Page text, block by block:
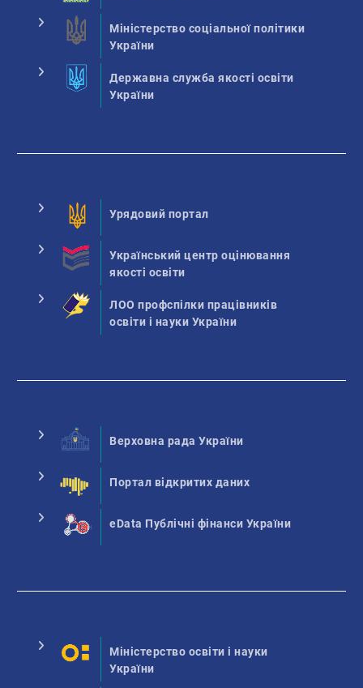
Міністерство соціальної політики
України
Державна служба якості освіти
України
Урядовий портал
Український центр оцінювання
якості освіти
ЛОО профспілки працівників
освіти і науки України
Верховна рада України
Портал відкритих даних
eData Публічні фінанси України
Міністерство освіти і науки
України